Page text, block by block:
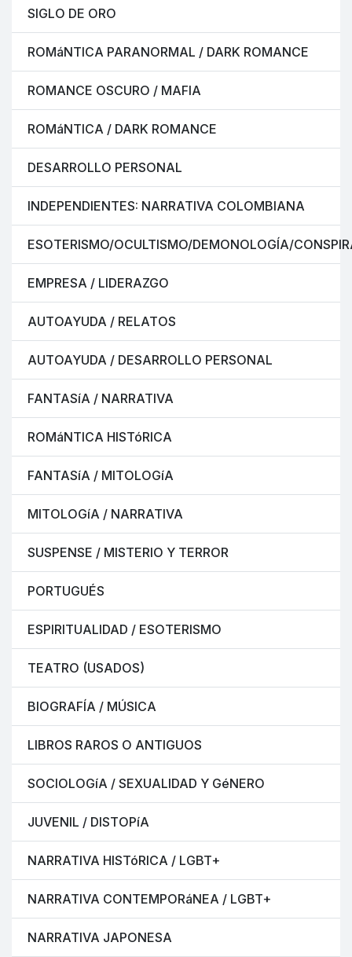
SIGLO DE ORO
ROMáNTICA PARANORMAL / DARK ROMANCE
ROMANCE OSCURO / MAFIA
ROMáNTICA / DARK ROMANCE
DESARROLLO PERSONAL
INDEPENDIENTES: NARRATIVA COLOMBIANA
ESOTERISMO/OCULTISMO/DEMONOLOGÍA/
EMPRESA / LIDERAZGO
AUTOAYUDA / RELATOS
AUTOAYUDA / DESARROLLO PERSONAL
FANTASíA / NARRATIVA
ROMáNTICA HISTóRICA
FANTASíA / MITOLOGíA
MITOLOGíA / NARRATIVA
SUSPENSE / MISTERIO Y TERROR
PORTUGUÉS
ESPIRITUALIDAD / ESOTERISMO
TEATRO (USADOS)
BIOGRAFÍA / MÚSICA
LIBROS RAROS O ANTIGUOS
SOCIOLOGíA / SEXUALIDAD Y GéNERO
JUVENIL / DISTOPíA
NARRATIVA HISTóRICA / LGBT+
NARRATIVA CONTEMPORáNEA / LGBT+
NARRATIVA JAPONESA